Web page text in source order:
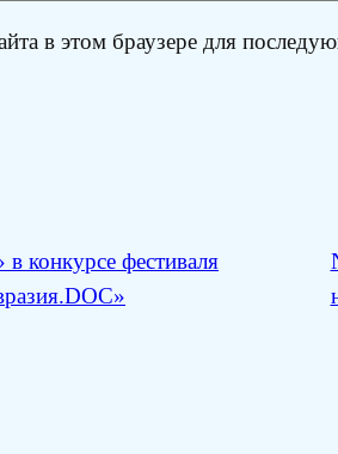
в этом браузере для
конкурсе фестиваля